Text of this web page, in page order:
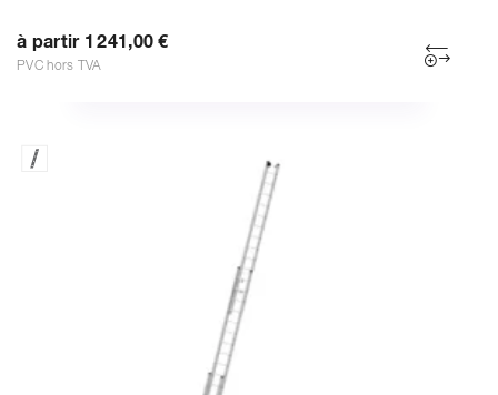
à partir 1 241,00 €
PVC hors TVA